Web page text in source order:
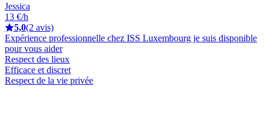
Jessica
13 €/h
5,0(2 avis)
Expérience professionnelle chez ISS Luxembourg je suis disponible
pour vous aider
Respect des lieux
Efficace et discret
Respect de la vie privée